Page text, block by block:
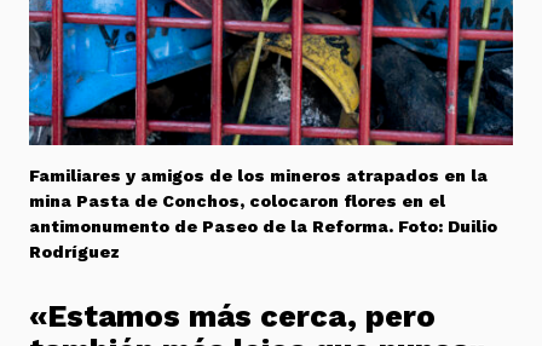
Familiares y amigos de los mineros atrapados en la
mina Pasta de Conchos, colocaron flores en el
antimonumento de Paseo de la Reforma. Foto: Duilio
Rodríguez
«Estamos más cerca, pero